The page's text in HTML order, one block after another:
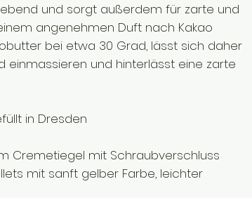
und sorgt außerdem für zarte und
angenehmen Duft nach Kakao
bei etwa 30 Grad, lässt sich daher
einmassieren und hinterlässt eine zarte
in Dresden
Cremetiegel mit Schraubverschluss
mit sanft gelber Farbe, leichter